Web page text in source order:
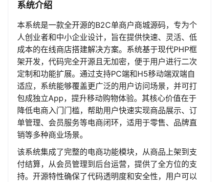
系统介绍
本系统是一款全开源的B2C单商户商城源码，专为个
人创业者和中小企业设计，旨在提供快速、灵活、低
成本的在线商店搭建解决方案。系统基于现代PHP框
架开发，代码完全开源且无加密，便于用户进行二次
定制和功能扩展。通过支持PC端和H5移动端双端自
适应，系统能够覆盖更广泛的用户访问场景，并可打
包成独立App，提升移动购物体验。其核心价值在于
降低电商入门门槛，帮助用户快速实现商品展示、订
单管理、会员服务等电商闭环，适用于零售、品牌直
销等多种商业场景。
该系统集成了完整的电商功能模块，从商品上架到支
付结算，从会员管理到后台运营，提供了全方位的支
持。开源特性确保了代码透明度和安全性，用户可以